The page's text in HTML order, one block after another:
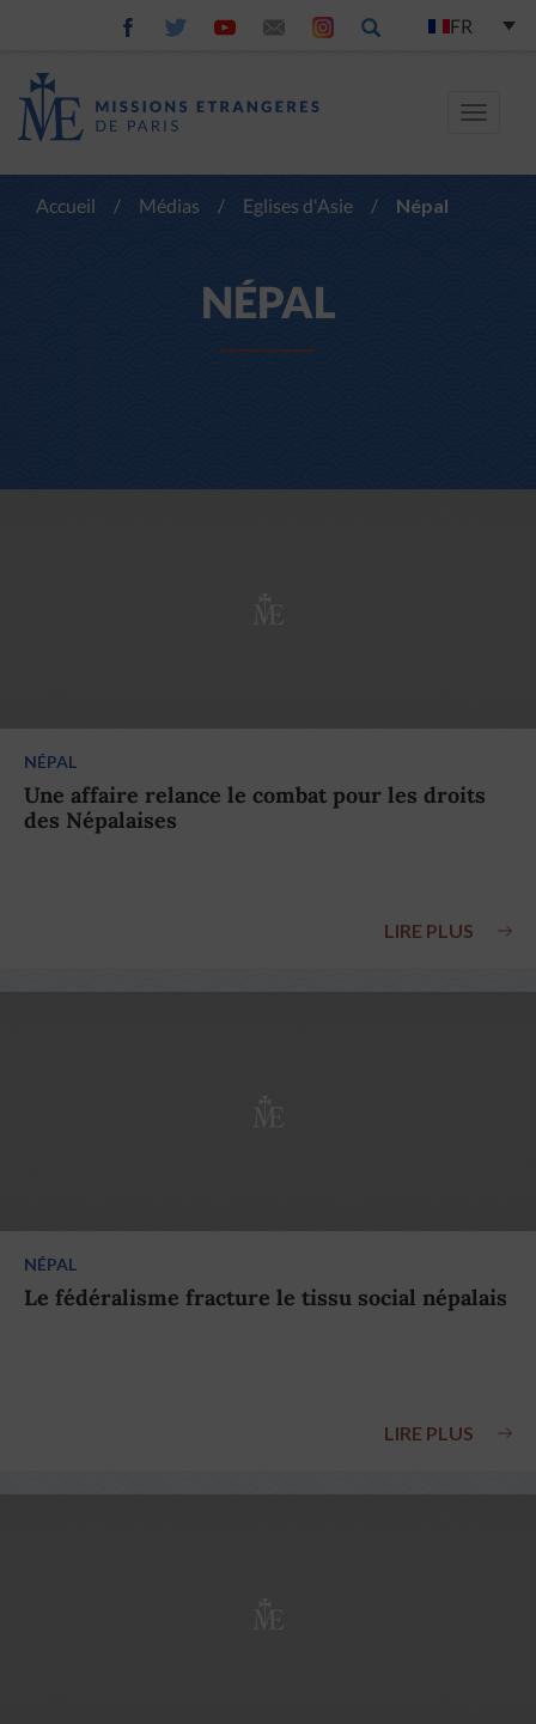
FR
Toggle
Accueil / Médias / Eglises d'Asie / Népal
NÉPAL
NÉPAL
Une affaire relance le combat pour les droits
des Népalaises
LIRE PLUS
NÉPAL
Le fédéralisme fracture le tissu social népalais
LIRE PLUS